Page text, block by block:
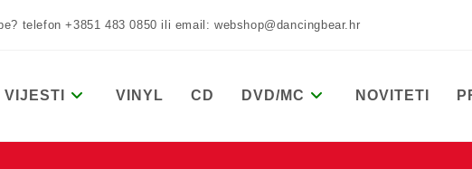
telefon +3851 483 0850 ili email: webshop@dancingbear.hr
VIJESTI VINYL CD DVD/MC NOVITETI